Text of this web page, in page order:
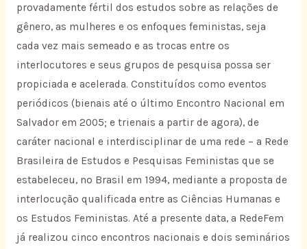
provadamente fértil dos estudos sobre as relações de
gênero, as mulheres e os enfoques feministas, seja
cada vez mais semeado e as trocas entre os
interlocutores e seus grupos de pesquisa possa ser
propiciada e acelerada. Constituídos como eventos
periódicos (bienais até o último Encontro Nacional em
Salvador em 2005; e trienais a partir de agora), de
caráter nacional e interdisciplinar de uma rede – a Rede
Brasileira de Estudos e Pesquisas Feministas que se
estabeleceu, no Brasil em 1994, mediante a proposta de
interlocução qualificada entre as Ciências Humanas e
os Estudos Feministas. Até a presente data, a RedeFem
já realizou cinco encontros nacionais e dois seminários